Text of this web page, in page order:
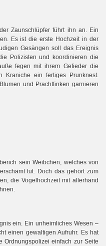
Zaunschlüpfer führt ihn an. Ein
Es ist die erste Hochzeit in der
Gesängen soll das Ereignis
Polizisten und koordinieren die
fegen mit ihrem Gefieder die
Kraniche ein fertiges Prunknest.
und Prachtfinken garnieren
sein Weibchen, welches von
tut. Doch das gehört zum
die Vogelhochzeit mit allerhand
ein. Ein unheimliches Wesen –
einen gewaltigen Aufruhr. Es hat
Ordnungspolizei einfach zur Seite